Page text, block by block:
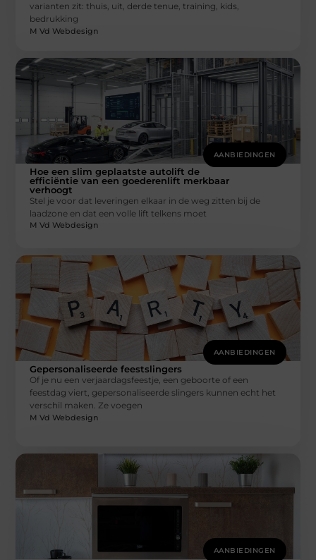
varianten zit: thuis, uit, derde tenue, training, kids,
bedrukking
M Vd Webdesign
AANBIEDINGEN
Hoe een slim geplaatste autolift de
efficiëntie van een goederenlift merkbaar
verhoogt
Stel je voor dat leveringen elkaar in de weg zitten bij de
laadzone en dat een volle lift telkens moet
M Vd Webdesign
AANBIEDINGEN
Gepersonaliseerde feestslingers
Of je nu een verjaardagsfeestje, een geboorte of een
feestdag viert, gepersonaliseerde slingers kunnen echt het
verschil maken. Ze voegen
M Vd Webdesign
AANBIEDINGEN